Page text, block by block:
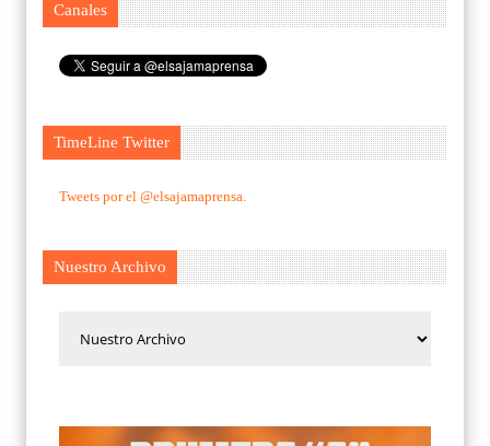
Canales
TimeLine Twitter
Tweets por el @elsajamaprensa.
Nuestro Archivo